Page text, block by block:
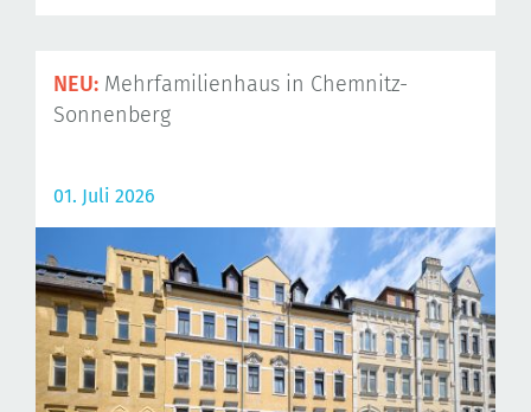
NEU: Mehrfamilienhaus in Chemnitz-
Sonnenberg
01. Juli 2026